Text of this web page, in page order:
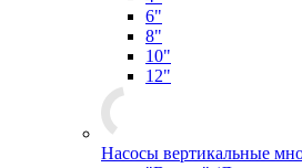
6"
8"
10"
12"
Насосы вертикальные